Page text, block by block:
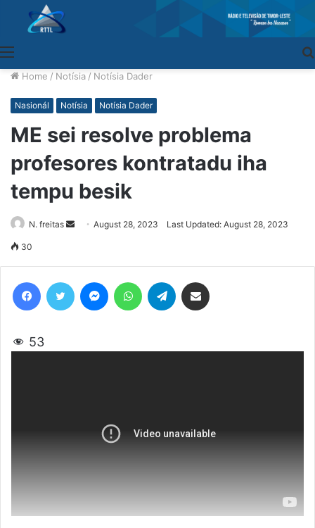
Home / Notísia / Notísia Dader
Nasionál Notísia Notísia Dader
ME sei resolve problema
profesores kontratadu iha
tempu besik
N. freitas
SendAugust 28, 2023 Last Updated: August 28, 2023
30
53